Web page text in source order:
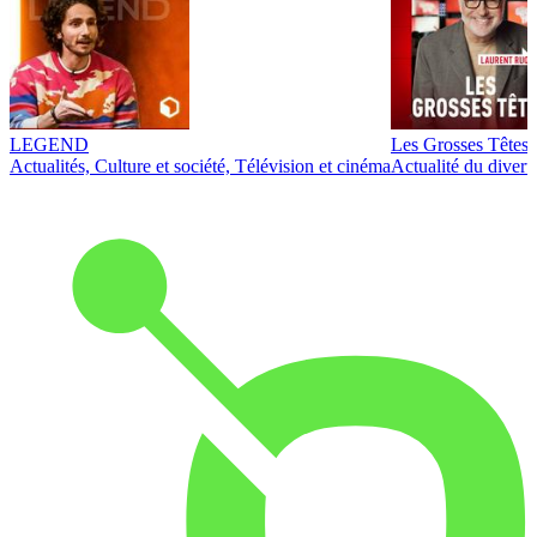
LEGEND
Actualités, Culture et société, Télévision et cinéma
Les Grosses Têtes
Actualité du